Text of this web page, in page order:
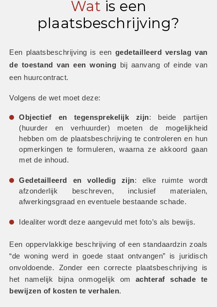
Wat is een
plaatsbeschrijving?
Een plaatsbeschrijving is een gedetailleerd verslag van
de toestand van een woning bij aanvang of einde van
een huurcontract.
Volgens de wet moet deze:
Objectief en tegensprekelijk zijn: beide partijen
(huurder en verhuurder) moeten de mogelijkheid
hebben om de plaatsbeschrijving te controleren en hun
opmerkingen te formuleren, waarna ze akkoord gaan
met de inhoud.
Gedetailleerd en volledig zijn: elke ruimte wordt
afzonderlijk beschreven, inclusief materialen,
afwerkingsgraad en eventuele bestaande schade.
Idealiter wordt deze aangevuld met foto’s als bewijs.
Een oppervlakkige beschrijving of een standaardzin zoals
“de woning werd in goede staat ontvangen” is juridisch
onvoldoende. Zonder een correcte plaatsbeschrijving is
het namelijk bijna onmogelijk om
achteraf schade te
bewijzen of kosten te verhalen.